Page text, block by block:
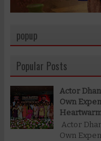
popup
Popular Posts
Actor
Own
Actor
Own